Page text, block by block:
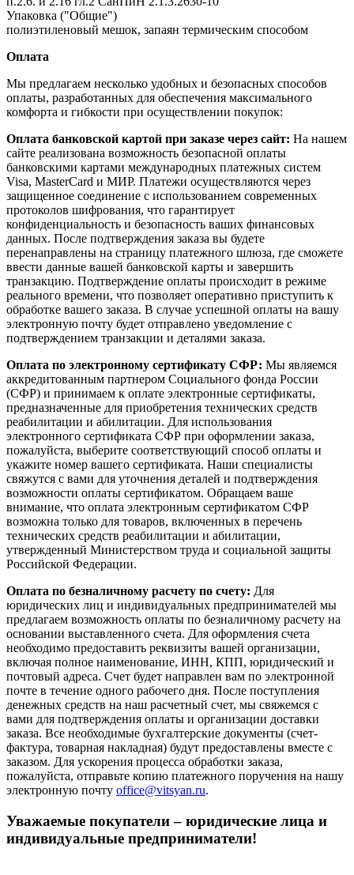
Упаковка ("Общие")
полиэтиленовый мешок, запаян термическим способом
Оплата
Мы предлагаем несколько удобных и безопасных способов
оплаты, разработанных для обеспечения максимального
комфорта и гибкости при осуществлении покупок:
Оплата банковской картой при заказе через сайт: На нашем
сайте реализована возможность безопасной оплаты
банковскими картами международных платежных систем
Visa, MasterCard и МИР. Платежи осуществляются через
защищенное соединение с использованием современных
протоколов шифрования, что гарантирует
конфиденциальность и безопасность ваших финансовых
данных. После подтверждения заказа вы будете
перенаправлены на страницу платежного шлюза, где сможете
ввести данные вашей банковской карты и завершить
транзакцию. Подтверждение оплаты происходит в режиме
реального времени, что позволяет оперативно приступить к
обработке вашего заказа. В случае успешной оплаты на вашу
электронную почту будет отправлено уведомление с
подтверждением транзакции и деталями заказа.
Оплата по электронному сертификату СФР: Мы являемся
аккредитованным партнером Социального фонда России
(СФР) и принимаем к оплате электронные сертификаты,
предназначенные для приобретения технических средств
реабилитации и абилитации. Для использования
электронного сертификата СФР при оформлении заказа,
пожалуйста, выберите соответствующий способ оплаты и
укажите номер вашего сертификата. Наши специалисты
свяжутся с вами для уточнения деталей и подтверждения
возможности оплаты сертификатом. Обращаем ваше
внимание, что оплата электронным сертификатом СФР
возможна только для товаров, включенных в перечень
технических средств реабилитации и абилитации,
утвержденный Министерством труда и социальной защиты
Российской Федерации.
Оплата по безналичному расчету по счету: Для
юридических лиц и индивидуальных предпринимателей мы
предлагаем возможность оплаты по безналичному расчету на
основании выставленного счета. Для оформления счета
необходимо предоставить реквизиты вашей организации,
включая полное наименование, ИНН, КПП, юридический и
почтовый адреса. Счет будет направлен вам по электронной
почте в течение одного рабочего дня. После поступления
денежных средств на наш расчетный счет, мы свяжемся с
вами для подтверждения оплаты и организации доставки
заказа. Все необходимые бухгалтерские документы (счет-
фактура, товарная накладная) будут предоставлены вместе с
заказом. Для ускорения процесса обработки заказа,
пожалуйста, отправьте копию платежного поручения на нашу
электронную почту office@vitsyan.ru.
Уважаемые покупатели – юридические лица и
индивидуальные предприниматели!